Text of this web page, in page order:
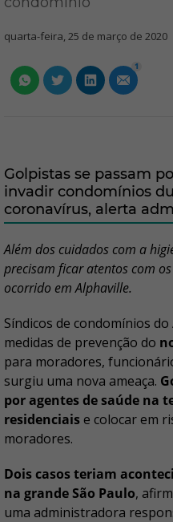
quarta-feira, 25 de março de 2020
1
Golpistas se passam
invadir condomínios
coronavírus, alerta
Além dos cuidados com a
precisam ficar atentos com
ocorrido em Alphaville.
Síndicos de condomínios
medidas de prevenção do
para moradores,
surgiu uma nova ameaça.
por agentes de saúde na
residenciaise colocar em
moradores.
Dois casos teriam
na grande São Paulo,
uma administradora